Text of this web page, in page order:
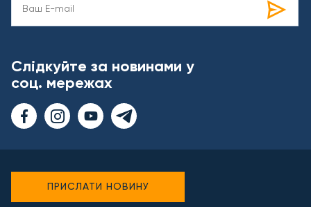
Слідкуйте за новинами у
соц. мережах
ПРИСЛАТИ НОВИНУ